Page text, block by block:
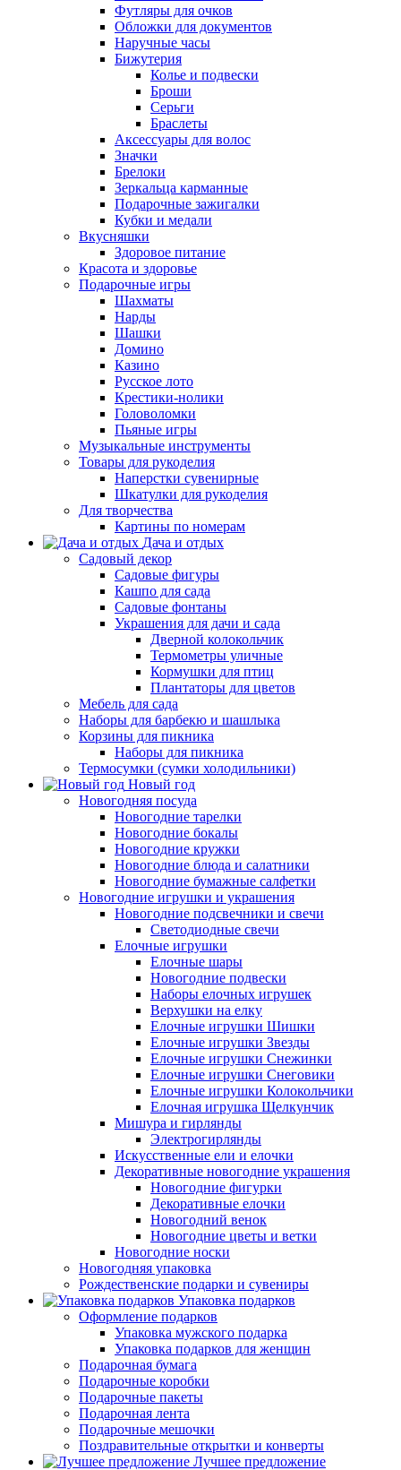
Футляры для очков
Обложки для документов
Наручные часы
Бижутерия
Колье и подвески
Броши
Серьги
Браслеты
Аксессуары для волос
Значки
Брелоки
Зеркальца карманные
Подарочные зажигалки
Кубки и медали
Вкусняшки
Здоровое питание
Красота и здоровье
Подарочные игры
Шахматы
Нарды
Шашки
Домино
Казино
Русское лото
Крестики-нолики
Головоломки
Пьяные игры
Музыкальные инструменты
Товары для рукоделия
Наперстки сувенирные
Шкатулки для рукоделия
Для творчества
Картины по номерам
Дача и отдых
Садовый декор
Садовые фигуры
Кашпо для сада
Садовые фонтаны
Украшения для дачи и сада
Дверной колокольчик
Термометры уличные
Кормушки для птиц
Плантаторы для цветов
Мебель для сада
Наборы для барбекю и шашлыка
Корзины для пикника
Наборы для пикника
Термосумки (сумки холодильники)
Новый год
Новогодняя посуда
Новогодние тарелки
Новогодние бокалы
Новогодние кружки
Новогодние блюда и салатники
Новогодние бумажные салфетки
Новогодние игрушки и украшения
Новогодние подсвечники и свечи
Светодиодные свечи
Елочные игрушки
Елочные шары
Новогодние подвески
Наборы елочных игрушек
Верхушки на елку
Елочные игрушки Шишки
Елочные игрушки Звезды
Елочные игрушки Снежинки
Елочные игрушки Снеговики
Елочные игрушки Колокольчики
Елочная игрушка Щелкунчик
Мишура и гирлянды
Электрогирлянды
Искусственные ели и елочки
Декоративные новогодние украшения
Новогодние фигурки
Декоративные елочки
Новогодний венок
Новогодние цветы и ветки
Новогодние носки
Новогодняя упаковка
Рождественские подарки и сувениры
Упаковка подарков
Оформление подарков
Упаковка мужского подарка
Упаковка подарков для женщин
Подарочная бумага
Подарочные коробки
Подарочные пакеты
Подарочная лента
Подарочные мешочки
Поздравительные открытки и конверты
Лучшее предложение